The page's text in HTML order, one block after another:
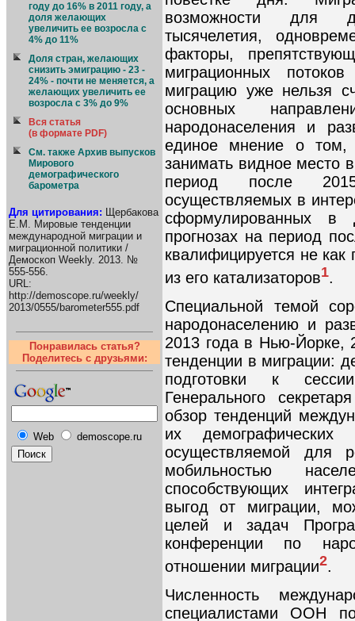
году до 16% в 2011 году, а
доля желающих
увеличить ее возросла с
4% до 11%
Доля стран, желающих
снизить эмиграцию - 23 -
24% - почти не меняется, а
желающих увеличить ее
возросла с 3% до 9%
Вся статья
(в формате PDF)
См. также Архив выпусков
Мирового
демографического
барометра
Для цитирования: Щербакова
Е.М. Мировые тенденции
международной миграции и
миграционной политики /
Демоскоп Weekly. 2013. №
555-556.
URL:
http://demoscope.ru/weekly/
2013/0555/barometer555.pdf
Понравилась статья?
Поделитесь с друзьями:
Web demoscope.ru
возможности для
тысячелетия,
факторы,
миграционных
миграцию уже нельзя
основных
народонаселения и
единое мнение о том,
занимать видное место
период после
осуществляемых в
сформулированных в
прогнозах на период
квалифицируется не как
из его катализаторов1
Специальной темой
народонаселению и
2013 года в Нью-Йорке,
тенденции в миграции:
подготовки к
Генерального
обзор тенденций
их
осуществляемой для
мобильностью
способствующих
выгод от миграции,
целей и задач
конференции по
отношении миграции2.
Численность
специалистами ООН